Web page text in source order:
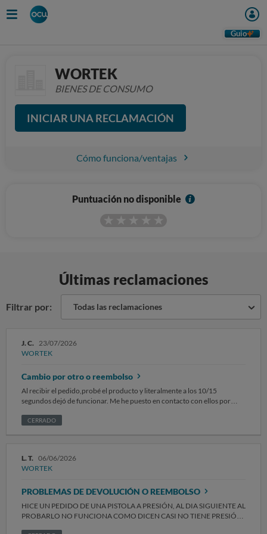
Guio
WORTEK
BIENES DE CONSUMO
INICIAR UNA RECLAMACIÓN
Cómo funciona/ventajas
Puntuación no disponible
I
Últimas reclamaciones
Filtrar por: Todas las reclamaciones
J. C. 23/07/2026
WORTEK
Cambio por otro o reembolso
Al recibir el pedido,probé el producto y literalmente a los 10/15
segundos dejó de funcionar. Me he puesto en contacto con ellos por
CERRADO
L. T. 06/06/2026
WORTEK
PROBLEMAS DE DEVOLUCIÓN O REEMBOLSO
HICE UN PEDIDO DE UNA PISTOLA A PRESIÓN, AL DIA SIGUIENTE AL
PROBARLO NO FUNCIONA COMO DICEN CASI NO TIENE PRESIÓN